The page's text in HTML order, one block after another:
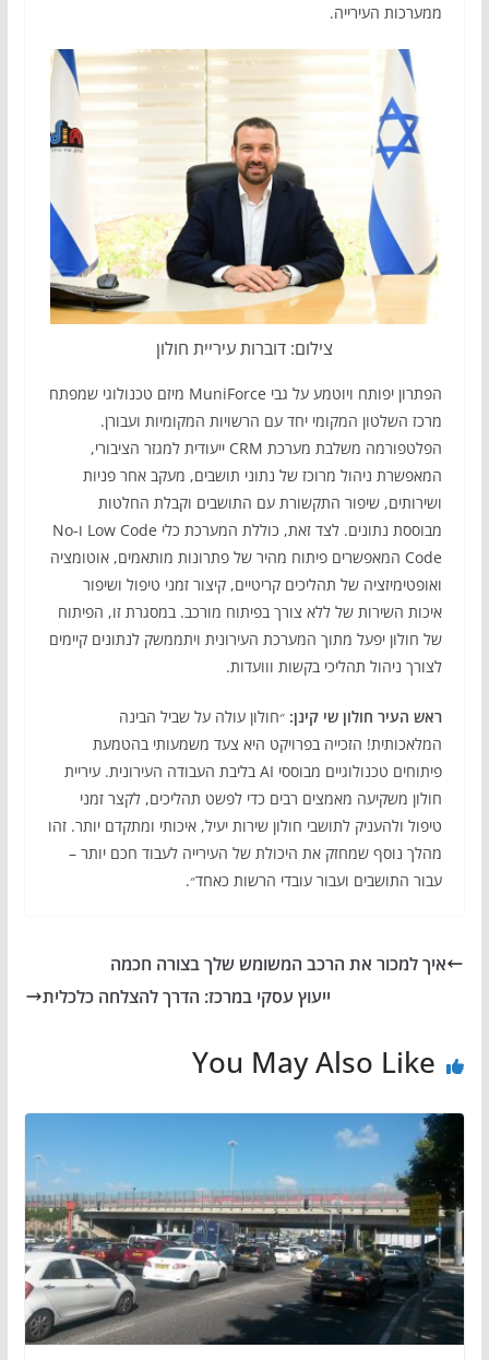
ממערכות העירייה.
צילום: דוברות עיריית חולון
הפתרון יפותח ויוטמע על גבי MuniForce מיזם טכנולוגי שמפתח
מרכז השלטון המקומי יחד עם הרשויות המקומיות ועבורן.
הפלטפורמה משלבת מערכת CRM ייעודית למגזר הציבורי,
המאפשרת ניהול מרוכז של נתוני תושבים, מעקב אחר פניות
ושירותים, שיפור התקשורת עם התושבים וקבלת החלטות
מבוססת נתונים. לצד זאת, כוללת המערכת כלי Low Code ו-No
Code המאפשרים פיתוח מהיר של פתרונות מותאמים, אוטומציה
ואופטימיזציה של תהליכים קריטיים, קיצור זמני טיפול ושיפור
איכות השירות של ללא צורך בפיתוח מורכב. במסגרת זו, הפיתוח
של חולון יפעל מתוך המערכת העירונית ויתממשק לנתונים קיימים
לצורך ניהול תהליכי בקשות ווועדות.
ראש העיר חולון שי קינן: ״חולון עולה על שביל הבינה
המלאכותית! הזכייה בפרויקט היא צעד משמעותי בהטמעת
פיתוחים טכנולוגיים מבוססי AI בליבת העבודה העירונית. עיריית
חולון משקיעה מאמצים רבים כדי לפשט תהליכים, לקצר זמני
טיפול ולהעניק לתושבי חולון שירות יעיל, איכותי ומתקדם יותר. זהו
מהלך נוסף שמחזק את היכולת של העירייה לעבוד חכם יותר –
עבור התושבים ועבור עובדי הרשות כאחד״.
איך למכור את הרכב המשומש שלך בצורה חכמה
ייעוץ עסקי במרכז: הדרך להצלחה כלכלית
You May Also Like